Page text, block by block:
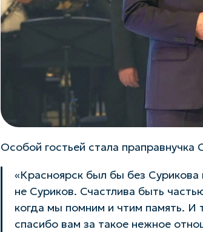
Особой гостьей стала
«Красноярск был бы без
не Суриков. Счастлива быть
когда мы помним и чтим память.
спасибо вам за такое нежное